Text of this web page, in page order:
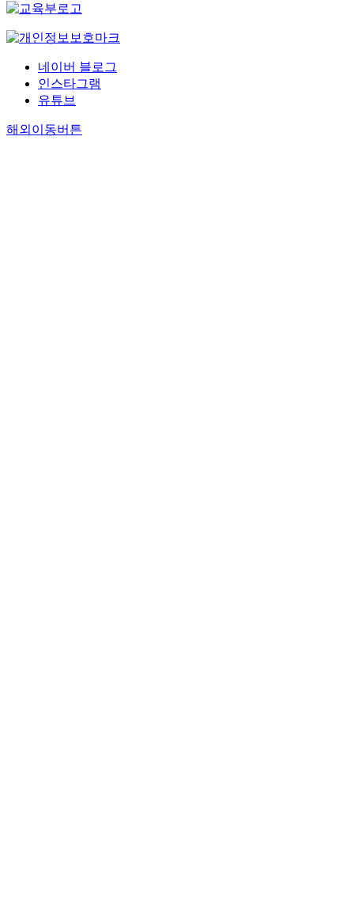
네이버 블로그
인스타그램
유튜브
해외이동버튼